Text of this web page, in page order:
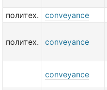
политех.
conveyance
политех. conveyance
conveyance